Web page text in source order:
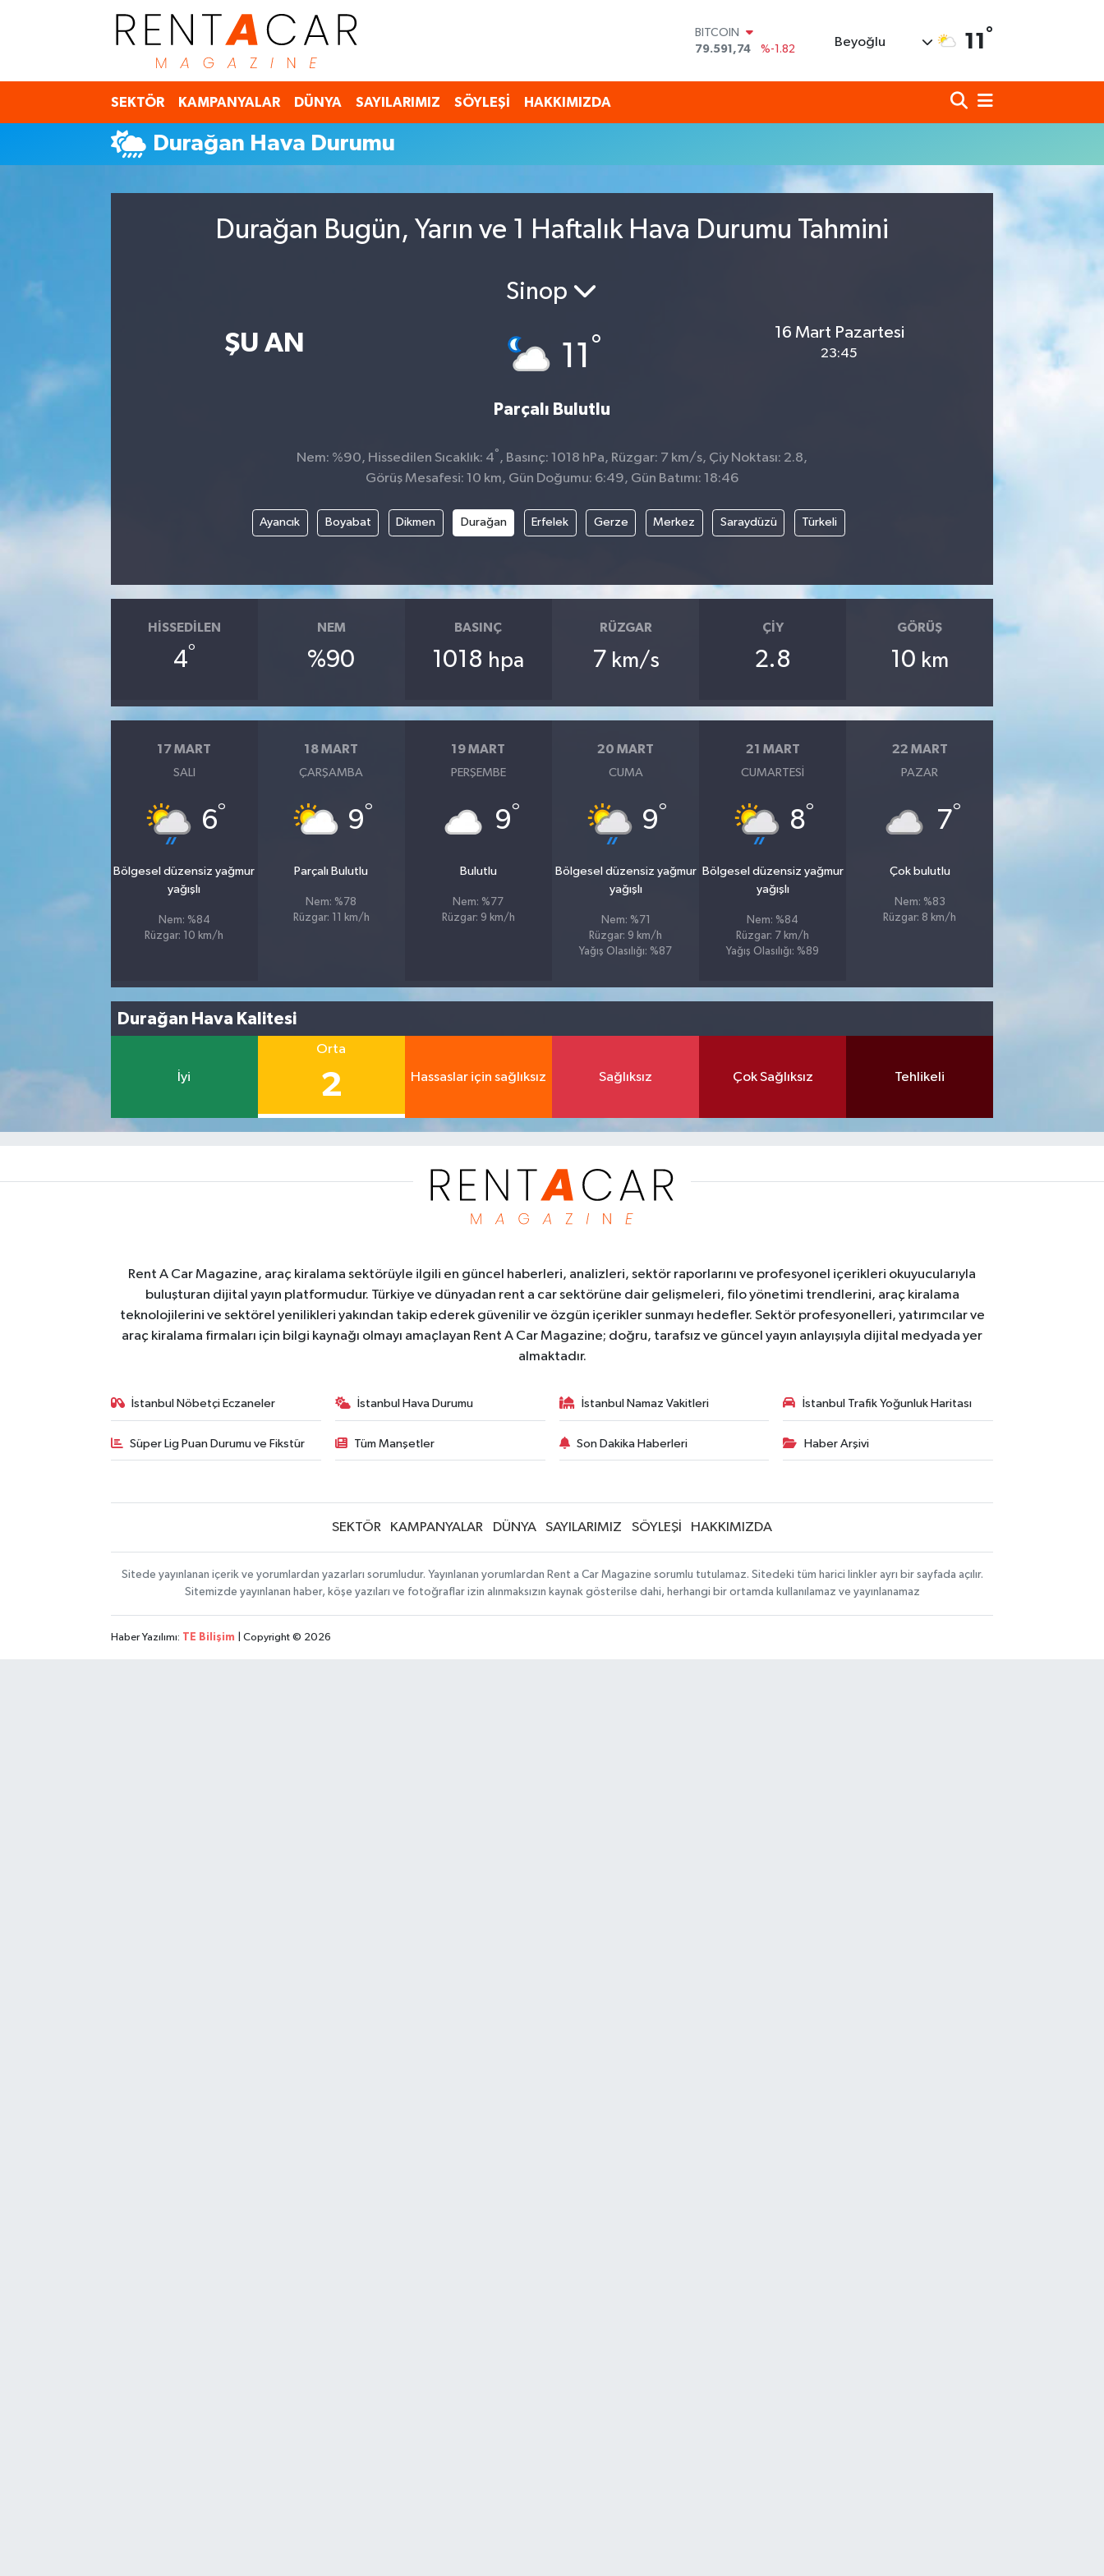
BITCOIN
79.591,74
%-1.82
45,43620
%0.02
%0.19
BİST100
Beyoğlu 11 °
SEKTÖR KAMPANYALAR DÜNYA SAYILARIMIZ SÖYLEŞİ HAKKIMIZDA
Durağan Hava Durumu
Durağan Bugün, Yarın ve 1 Haftalık Hava Durumu Tahmini
ŞU AN
Sinop
11 °
Parçalı Bulutlu
16 Mart Pazartesi
23:45
Nem: %90, Hissedilen Sıcaklık: 4° , Basınç: 1018 hPa, Rüzgar: 7 km/s, Çiy Noktası: 2.8,
Görüş Mesafesi: 10 km, Gün Doğumu: 6:49, Gün Batımı: 18:46
Ayancık Boyabat Dikmen Durağan Erfelek Gerze Merkez Saraydüzü Türkeli
HISSEDILEN
4°
NEM
%90
BASINÇ
1018 hpa
RÜZGAR
7 km/s
ÇIY
2.8
GÖRÜŞ
10 km
17 MART
SALI
6°
Bölgesel düzensiz yağmur
yağışlı
Nem: %84
Rüzgar: 10 km/h
18 MART
ÇARŞAMBA
9°
Parçalı Bulutlu
Nem: %78
Rüzgar: 11 km/h
19 MART
PERŞEMBE
9°
Bulutlu
Nem: %77
Rüzgar: 9 km/h
20 MART
CUMA
9°
Bölgesel düzensiz yağmur
yağışlı
Nem: %71
Rüzgar: 9 km/h
Yağış Olasılığı: %87
21 MART
CUMARTESI
8°
Bölgesel düzensiz yağmur
yağışlı
Nem: %84
Rüzgar: 7 km/h
Yağış Olasılığı: %89
22 MART
PAZAR
7°
Çok bulutlu
Nem: %83
Rüzgar: 8 km/h
Durağan Hava Kalitesi
İyi
Orta
2 Hassaslar için sağlıksız Sağlıksız Çok Sağlıksız Tehlikeli
Rent A Car Magazine, araç kiralama sektörüyle ilgili en güncel haberleri, analizleri, sektör raporlarını ve profesyonel içerikleri okuyucularıyla
buluşturan dijital yayın platformudur. Türkiye ve dünyadan rent a car sektörüne dair gelişmeleri, filo yönetimi trendlerini, araç kiralama
teknolojilerini ve sektörel yenilikleri yakından takip ederek güvenilir ve özgün içerikler sunmayı hedefler. Sektör profesyonelleri, yatırımcılar ve
araç kiralama firmaları için bilgi kaynağı olmayı amaçlayan Rent A Car Magazine; doğru, tarafsız ve güncel yayın anlayışıyla dijital medyada yer
almaktadır.
İstanbul Nöbetçi Eczaneler İstanbul Hava Durumu İstanbul Namaz Vakitleri İstanbul Trafik Yoğunluk Haritası
Süper Lig Puan Durumu ve Fikstür Tüm Manşetler Son Dakika Haberleri Haber Arşivi
SEKTÖR KAMPANYALAR DÜNYA SAYILARIMIZ SÖYLEŞİ HAKKIMIZDA
Sitede yayınlanan içerik ve yorumlardan yazarları sorumludur. Yayınlanan yorumlardan Rent a Car Magazine sorumlu tutulamaz. Sitedeki tüm harici linkler ayrı bir sayfada açılır.
Sitemizde yayınlanan haber, köşe yazıları ve fotoğraflar izin alınmaksızın kaynak gösterilse dahi, herhangi bir ortamda kullanılamaz ve yayınlanamaz
Haber Yazılımı: TE Bilişim | Copyright © 2026
İstanbul Nöbetçi Eczaneler
İstanbul Hava Durumu
İstanbul Namaz Vakitleri
Süper Lig Puan Durumu ve Fikstür